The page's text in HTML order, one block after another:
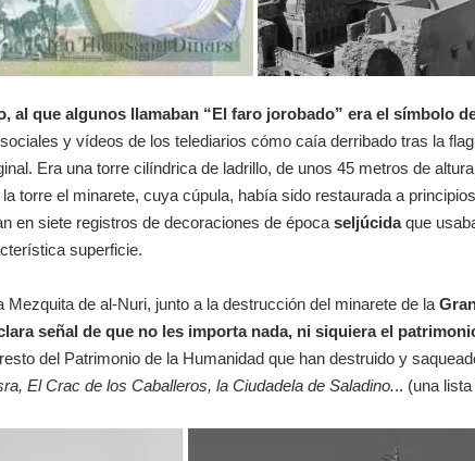
al que algunos llamaban “El faro jorobado” era el símbolo
y vídeos de los telediarios cómo caía derribado tras la
Era una torre cilíndrica de ladrillo, de unos 45 metros de
torre el minarete, cuya cúpula, había sido restaurada a
en siete registros de decoraciones de época seljúcidaque
superficie.
Mezquita de al-Nuri, junto a la destrucción del minarete de la
señal de que no les importa nada, ni siquiera el
del Patrimonio de la Humanidad que han destruido y
El Crac de los Caballeros, la Ciudadela de Saladino... (una